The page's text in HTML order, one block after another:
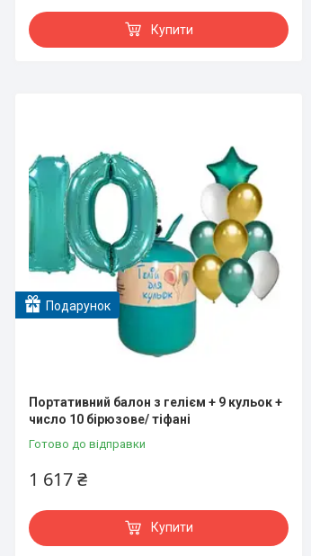
Купити
Подарунок
Портативний балон з гелієм + 9 кульок +
число 10 бірюзове/ тіфані
Готово до відправки
1 617 ₴
Купити